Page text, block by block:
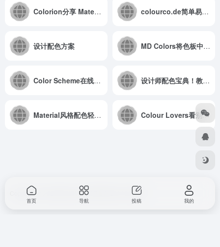
Colorion分享 Material 设计配色，带收藏夹功能 colourco.de简单易用的在线配色工具
设计配色方案 MD Colors将色板中的颜色连同他们的正式名称可视化
Color Scheme在线配色中文版 设计师配色宝典！教你从零开始学配色
Material风格配色轻易搭配出Google Magerial Design的配色方案 Colour Lovers看别人的优秀配色方案
Copyright © 2026 857设计浙ICP备2025146168号
首页 导航 投稿 我的